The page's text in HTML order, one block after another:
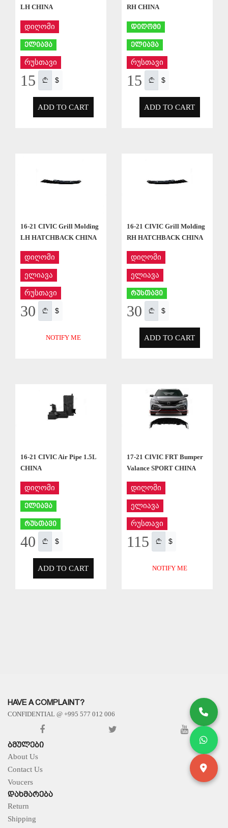
LH CHINA
დიღომი
ელიავა
რუსთავი
15 $
ADD TO CART
RH CHINA
დიღომი
ელიავა
რუსთავი
15 $
ADD TO CART
16-21 CIVIC Grill Molding
LH HATCHBACK CHINA
დიღომი
ელიავა
რუსთავი
30 $
NOTIFY ME
16-21 CIVIC Grill Molding
RH HATCHBACK CHINA
დიღომი
ელიავა
რუსთავი
30 $
ADD TO CART
16-21 CIVIC Air Pipe 1.5L
CHINA
დიღომი
ელიავა
რუსთავი
40 $
ADD TO CART
17-21 CIVIC FRT Bumper
Valance SPORT CHINA
დიღომი
ელიავა
რუსთავი
115 $
NOTIFY ME
HAVE A COMPLAINT?
CONFIDENTIAL @ +995 577 012 006
ᲑᲛᲣᲚᲔᲑᲘ
About Us
Contact Us
Voucers
ᲓᲐᲮᲛᲐᲠᲔᲑᲐ
Return
Shipping